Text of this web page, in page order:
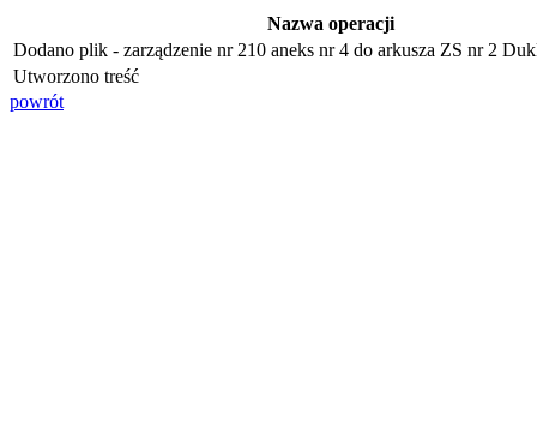
Nazwa operacji
Dodano plik - zarządzenie nr 210 aneks nr 4 do arkusza ZS nr 2
Utworzono treść
powrót